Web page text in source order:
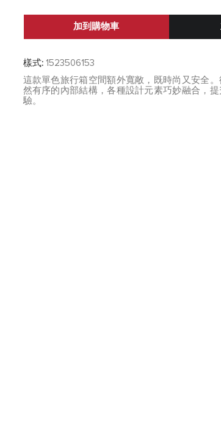
加到購物車
樣式: 1523506153
這款單色旅行箱空間額外寬敞，既時尚又安全
然有序的內部結構，各種設計元素巧妙融合，
驗。